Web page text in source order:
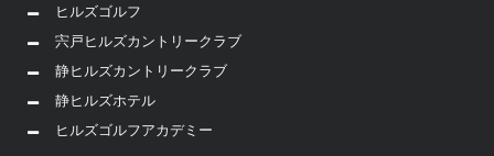
ヒルズゴルフ
宍戸ヒルズカントリークラブ
静ヒルズカントリークラブ
静ヒルズホテル
ヒルズゴルフアカデミー